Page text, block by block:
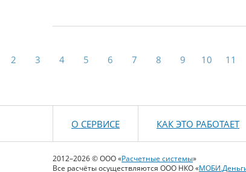
2 3 4 5 6 7 8 9 10 11
О СЕРВИСЕ КАК ЭТО РАБОТАЕТ
2012–2026 © ООО «Расчетные системы»
Все расчёты осуществляются ООО НКО «